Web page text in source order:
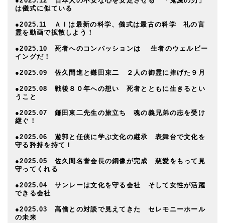
は儀式に似ている
●2025.11 ＡＩは最新の科学、儀式は最古の科学 礼の言
霊を動画で拡散しよう！
●2025.10 死者へのコンパッションは 生者のウェルビー
イングだ！
●2025.09 佐久間進と鎌田東二 ２人の御霊に捧げた９月
●2025.08 戦後８０年への想い 死者とともに生きるとい
うこと
●2025.07 鎌田東二先生の旅立ち 魂の義兄弟の志を受け
継ぐ！
●2025.06 遊郭と任侠に学ぶ文化の継承 表舞台で文化を
守る矜持を持て！
●2025.05 佐久間名誉会長の銅像が完成 慈愛をもって見
守ってくれる
●2025.04 サンレーは文化を守る会社 そして女性が活躍
できる会社
●2025.03 高僧との対談で見えてきた セレモニーホール
の未来